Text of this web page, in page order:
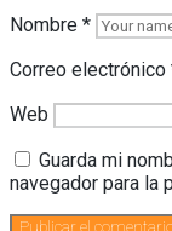
Nombre *
Correo electrónico
Web
Guarda mi
navegador para la